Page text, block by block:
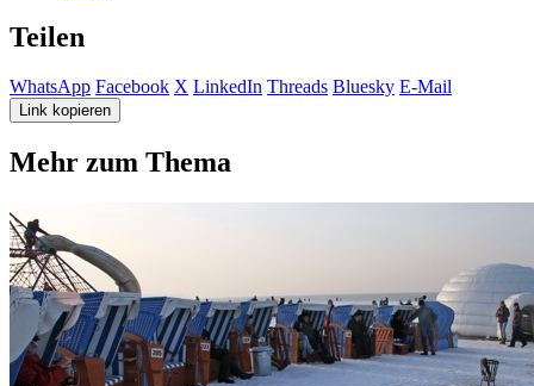
Teilen
WhatsApp Facebook X LinkedIn Threads Bluesky E-Mail
Link kopieren
Mehr zum Thema